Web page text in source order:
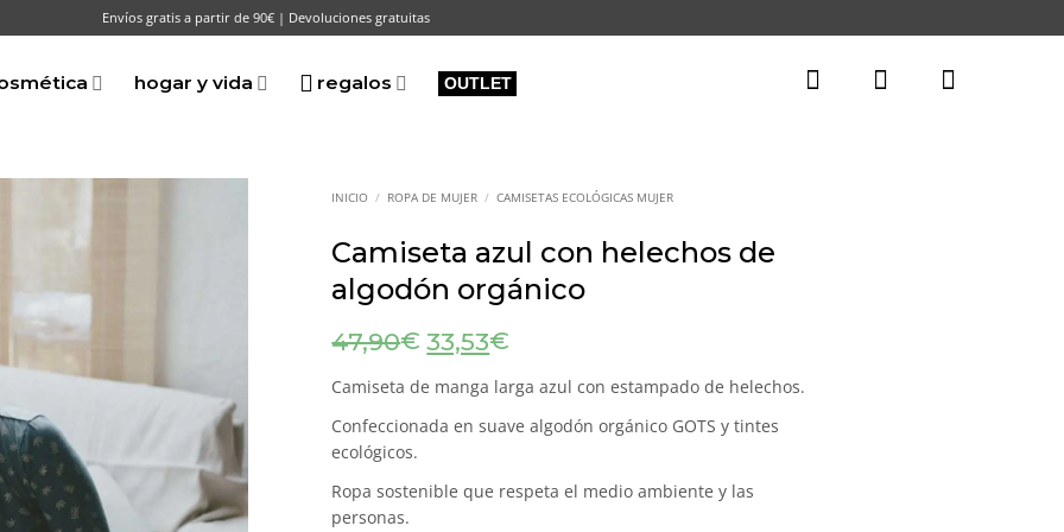
Envíos gratis a partir de 90€ | Devoluciones gratuitas
hogar y vida regalos OUTLET
INICIO / ROPA DE MUJER / CAMISETAS ECOLÓGICAS MUJER
Camiseta azul con helechos de
algodón orgánico
47,90€ El
precio
original
era:
47,90€.
33,53€
actual
es:
33,53€.
Camiseta de manga larga azul con estampado de helechos.
Confeccionada en suave algodón orgánico GOTS y tintes
ecológicos.
Ropa sostenible que respeta el medio ambiente y las
personas.